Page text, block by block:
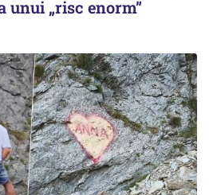
unui „risc enorm”